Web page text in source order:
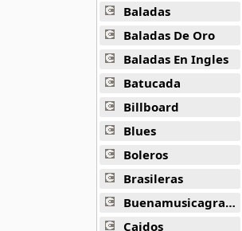
Cromo X
10 músicas online
Daniel Santa Cruz
15 músicas online
Daniel Segura
13 músicas online
6 músicas online
Baladas
Baladas De Oro
Baladas En Ingles
Batucada
Billboard
Blues
Boleros
Brasileras
Buenamusicagratis
Caidos